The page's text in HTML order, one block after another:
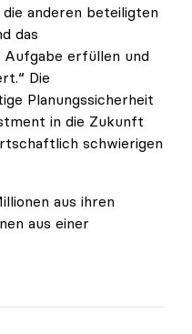
anderen beteiligten
das
erfüllen und
Die
Planungssicherheit
in die Zukunft
schwierigen
aus ihren
aus einer
Universitäten